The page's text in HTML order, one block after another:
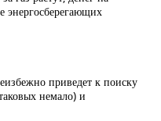
энергосберегающих
приведет к поиску
немало) и